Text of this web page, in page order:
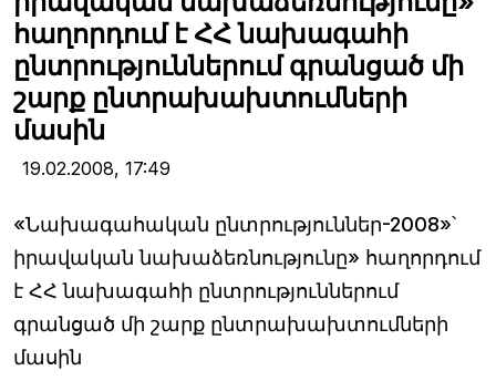
հաղորդում է ՀՀ նախագահի
ընտրություններում գրանցած մի
շարք ընտրախախտումների
մասին
19.02.2008, 17:49
«Նախագահական ընտրություններ-2008»՝
իրավական նախաձեռնությունը» հաղորդում
է ՀՀ նախագահի ընտրություններում
գրանցած մի շարք ընտրախախտումների
մասին